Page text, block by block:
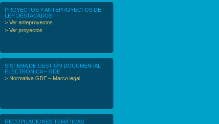
PROYECTOS Y ANTEPROYECTOS DE
LEY DESTACADOS
> Ver anteproyectos
> Ver proyectos
SISTEMA DE GESTIÓN DOCUMENTAL
ELECTRÓNICA – GDE
> Normativa GDE – Marco legal
RECOPILACIONES TEMÁTICAS